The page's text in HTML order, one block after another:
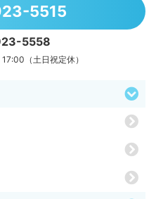
5515
5558
（土日祝定休）